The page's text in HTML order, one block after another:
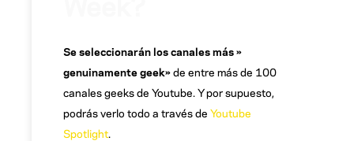
Se seleccionarán los canales más »
genuinamente geek»de entre más de 100
canales geeks de Youtube. Y por supuesto,
podrás verlo todo a través de Youtube
Spotlight.